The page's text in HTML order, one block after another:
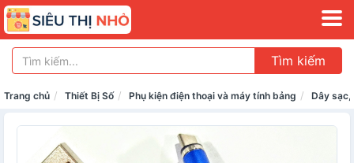
Tìm kiếm
Trang chủ Thiết Bị Số Phụ kiện điện thoại và máy tính bảng Dây